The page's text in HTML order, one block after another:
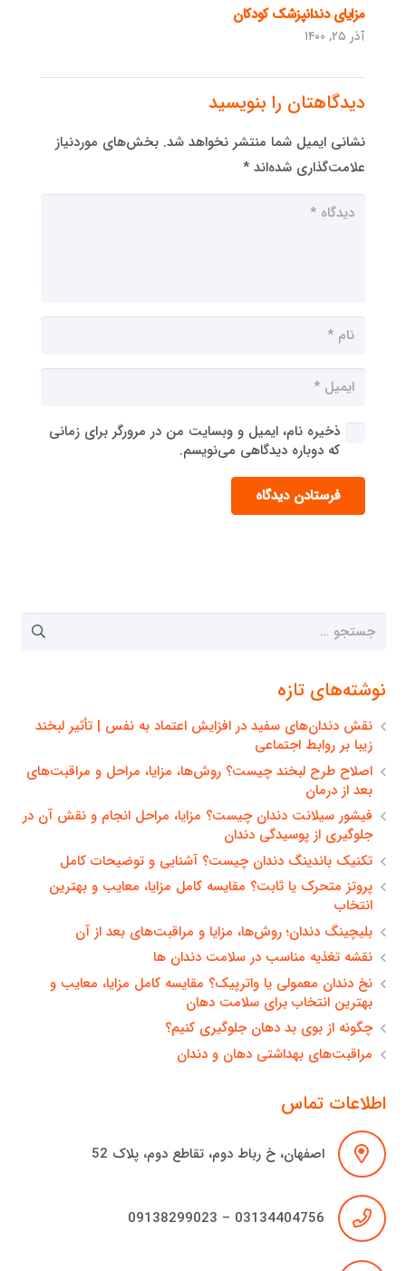
مزایای دندانپزشک کودکان
آذر ۲۵, ۱۴۰۰
دیدگاهتان را بنویسید
نشانی ایمیل شما منتشر نخواهد شد. بخش‌های موردنیاز
علامت‌گذاری شده‌اند *
ذخیره نام، ایمیل و وبسایت من در مرورگر برای زمانی
که دوباره دیدگاهی می‌نویسم.
فرستادن دیدگاه
جستجو
نوشته‌های تازه
نقش دندان‌های سفید در افزایش اعتماد به نفس | تأثیر لبخند
زیبا بر روابط اجتماعی
اصلاح طرح لبخند چیست؟ روش‌ها، مزایا، مراحل و مراقبت‌های
بعد از درمان
فیشور سیلانت دندان چیست؟ مزایا، مراحل انجام و نقش آن در
جلوگیری از پوسیدگی دندان
تکنیک باندینگ دندان چیست؟ آشنایی و توضیحات کامل
پروتز متحرک یا ثابت؟ مقایسه کامل مزایا، معایب و بهترین
انتخاب
بلیچینگ دندان؛ روش‌ها، مزایا و مراقبت‌های بعد از آن
نقشه تغذیه مناسب در سلامت دندان ها
نخ دندان معمولی یا واترپیک؟ مقایسه کامل مزایا، معایب و
بهترین انتخاب برای سلامت دهان
چگونه از بوی بد دهان جلوگیری کنیم؟
مراقبت‌های بهداشتی دهان و دندان
اطلاعات تماس
اصفهان، خ رباط دوم، تقاطع دوم، پلاک 52
03134404756 – 09138299023